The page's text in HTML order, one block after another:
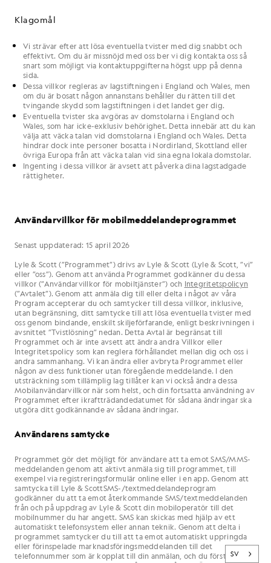
Klagomål
Vi strävar efter att lösa eventuella tvister meddig snabbt och
effektivt. Om du är missnöjd medoss ber vi dig kontaktaossså
snart som möjligt via kontaktuppgifterna högst upp på denna
sida.
Dessa villkor regleras av lagstiftningen i England och Wales, men
om du är bosatt någon annanstans behåller du rätten till det
tvingande skydd som lagstiftningen i det landet ger dig.
Eventuella tvister ska avgöras av domstolarna i England och
Wales, som har icke-exklusiv behörighet. Detta innebär att du kan
välja att väcka talan vid domstolarna i England och Wales. Detta
hindrar dock inte personer bosatta i Nordirland, Skottland eller
övriga Europa från att väcka talan vid sina egna lokala domstolar.
Ingenting i dessa villkor är avsett att påverka dina lagstadgade
rättigheter.
Användarvillkor för mobilmeddelandeprogrammet
Senast uppdaterad: 15 april 2026
Lyle & Scott (”Programmet”) drivs av Lyle & Scott (Lyle & Scott, ”vi”
eller ”oss”). Genom att använda Programmet godkänner du dessa
villkor (”Användarvillkor för mobiltjänster”) och Integritetspolicyn
(”Avtalet”). Genom att anmäla dig till eller delta i något av våra
Program accepterar du och samtycker till dessa villkor, inklusive,
utan begränsning, ditt samtycke till att lösa eventuella tvister med
oss genom bindande, enskilt skiljeförfarande, enligt beskrivningen i
avsnittet ”Tvistlösning” nedan. Detta Avtal är begränsat till
Programmet och är inte avsett att ändra andra Villkor eller
Integritetspolicy som kan reglera förhållandet mellan dig och oss i
andra sammanhang. Vi kan ändra eller avbryta Programmet eller
någon av dess funktioner utan föregående meddelande. I den
utsträckning som tillämplig lag tillåter kan vi också ändra dessa
Mobilanvändarvillkor när som helst, och din fortsatta användning av
Programmet efter ikraftträdandedatumet för sådana ändringar ska
utgöra ditt godkännande av sådana ändringar.
Användarens samtycke
Programmet gör det möjligt för användare att ta emot SMS/MMS-
meddelanden genom att aktivt anmäla sig till programmet, till
exempel via registreringsformulär online eller i en app. Genom att
samtycka till Lyle & ScottSMS-/textmeddelandeprogram
godkänner du att ta emot återkommande SMS/textmeddelanden
från och på uppdrag av Lyle & Scott din mobiloperatör till det
mobilnummer du har angett. SMS kan skickas med hjälp av ett
automatiskt telefonsystem eller annan teknik. Genom att delta i
programmet samtycker du till att ta emot automatiskt uppringda
eller förinspelade marknadsföringsmeddelanden till det
telefonnummer som är kopplat till din anmälan, och du förstår att
SV